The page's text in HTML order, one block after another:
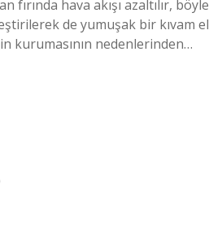
hava akışı azaltılır,
de yumuşak bir kıvam
kurumasının nedenlerinden…